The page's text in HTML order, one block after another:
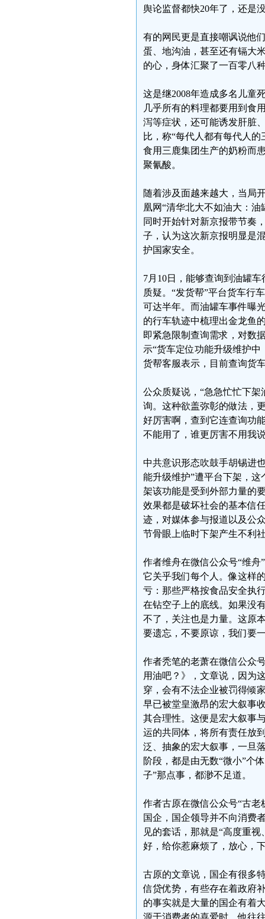
舆论监督都快20年了，还是
有的网民更是直接嘲讽说他
蛋、地沟油，甚至还有镉大
的心，身体汇聚了一百零八
这是继2008年造成多名儿童
几乎所有的料理都要用到食
泻等症状，还可能诱发肝脏
比，称“每代人都有每代人
食用三鹿集团生产的奶粉而
聚氰酸。
随着涉及面越来越大，当局
凰网“清华北大不如油大：
同时开始针对新京报带节奏
子，认为这次新京报明显是
护国家安全。
7月10日，能够查询到油罐
质疑。“发货帮”平台货车行
可达半年。而油罐车事件曝
的行车轨迹中梳理出金龙鱼
即紧急限制查询需求，对数
示“货车定位功能升级维护
货帮客服表示，目前查询货
公众质疑说，“急急忙忙下
询。这种欲盖弥彰的做法，
好厉害啊，查到它连查询功
不能用了，谁更厉害不用我
中共意识形态吹鼓手胡锡进
能升级维护”遭平台下架，
架该功能是受到外部力量的
效果都是破坏社会的基本信
迹，对媒体参与报道以及公
节骨眼上临时下架产生不利
作者维舟在微信公众号“维
它关乎我们每个人。像这样
亏：那些严格按食品安全执
在钻空子上的底线。如果没
不了，关注也是力量。这原
要遗忘，不要原谅，我们要
作者秃笔的老萧在微信公众
用油吧？》，文章说，因为
穿，会有不法企业被罚得倾
早已被堂皇激昂的宏大叙事
其合理性。这便是宏大叙事
运的共同体，将所有责任放
泛、抽象的宏大叙事，一旦
阶段，都是由无数“微小”个
子”那点事，都渺不足道。
作者古原在微信公众号“古
国企，国企领导并不向消费
见的套话，那就是“高度重
好，给你惹麻烦了，放心，
古原的文章说，国企有很多
信贷优势，有些存在着政府
的事实就是大量的国企有着
源于消费者的喜爱时，他往